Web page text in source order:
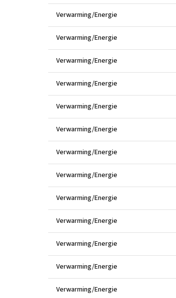
Verwarming/Energie
Verwarming/Energie
Verwarming/Energie
Verwarming/Energie
Verwarming/Energie
Verwarming/Energie
Verwarming/Energie
Verwarming/Energie
Verwarming/Energie
Verwarming/Energie
Verwarming/Energie
Verwarming/Energie
Verwarming/Energie